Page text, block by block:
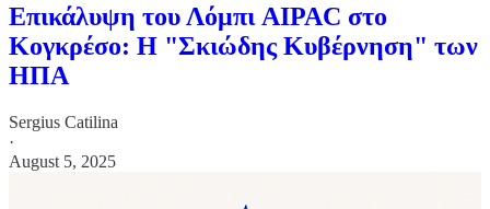
Επικάλυψη του Λόμπι AIPAC στο
Κογκρέσο: Η "Σκιώδης Κυβέρνηση" των
ΗΠΑ
Sergius Catilina
·
August 5, 2025